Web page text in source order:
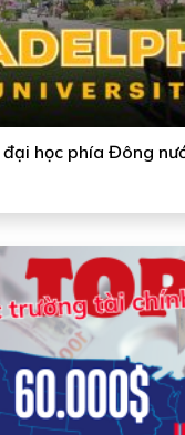
học phía Đông